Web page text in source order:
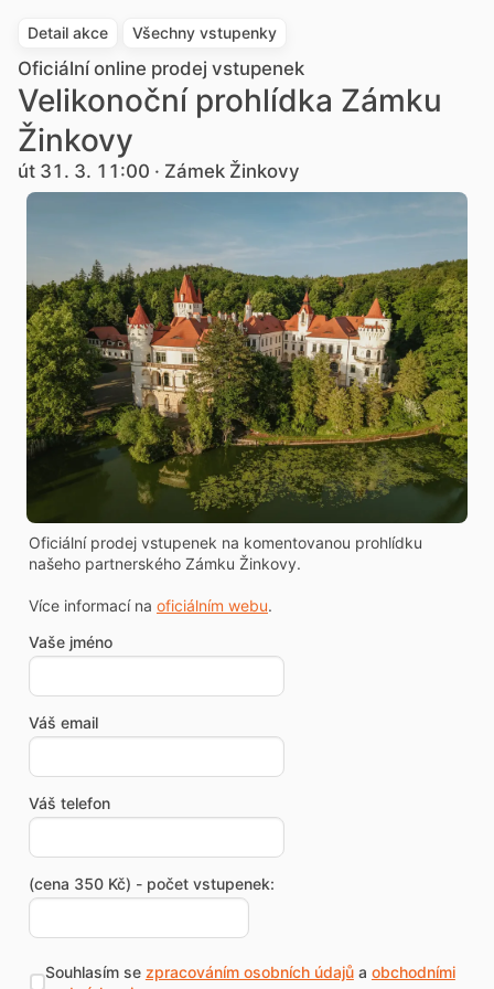
Detail akce Všechny vstupenky
Oficiální online prodej vstupenek
Velikonoční prohlídka Zámku
Žinkovy
út 31. 3. 11:00 · Zámek Žinkovy
Oficiální prodej vstupenek na komentovanou prohlídku
našeho partnerského Zámku Žinkovy.
Více informací na oficiálním webu.
Vaše jméno
Váš email
Váš telefon
(cena 350 Kč) - počet vstupenek:
Souhlasím se zpracováním osobních údajůa obchodními